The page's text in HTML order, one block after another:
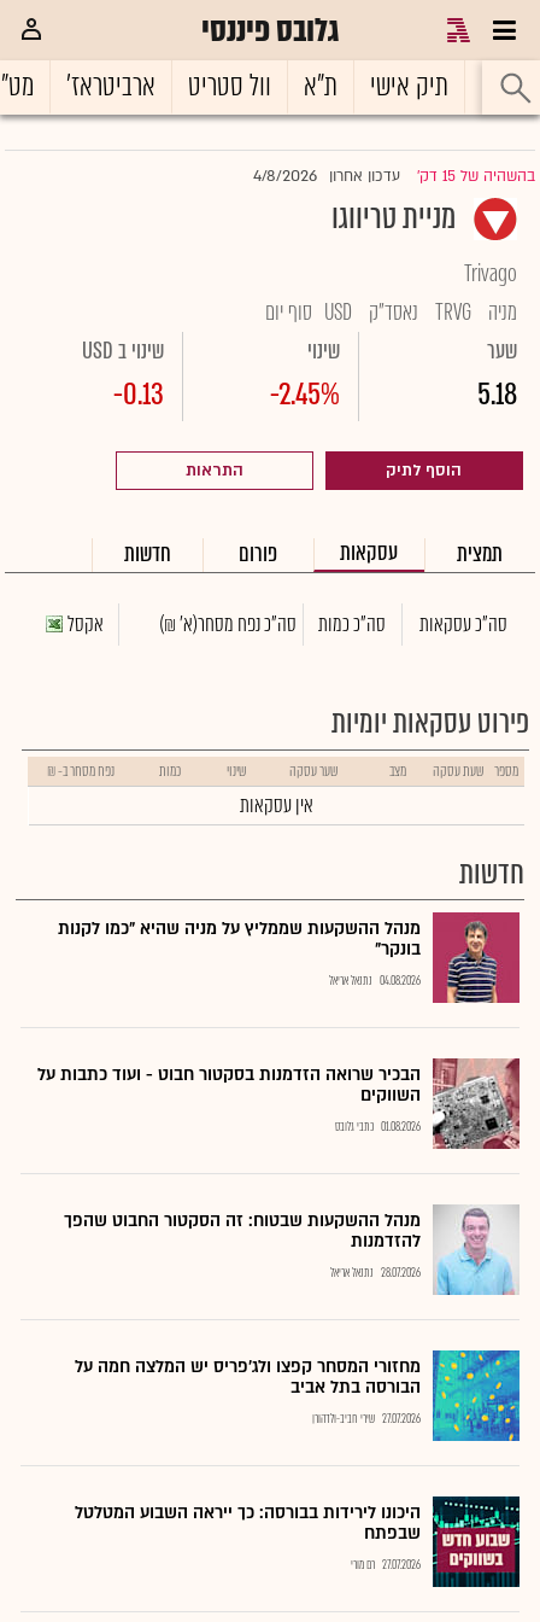
גלובס פיננסי
ראשי תיק אישי ת"א וול סטריט ארביטראז'
בהשהיה של 15 דק' |עדכון אחרון 4/8/2026
מניית טריווגו
Trivago
מניה TRVG נאסד"ק USD סוף יום
שער
5.18
שינוי
-2.45%
שינוי ב USD
-0.13
הוסף לתיק התראות
תמצית עסקאות פורום חדשות
סה"כ עסקאות סה"כ כמות סה"כ נפח מסחר(א' ₪) אקסל
פירוט עסקאות יומיות
מספר שעת עסקה מצב שער עסקה שינוי כמות נפח מסחר ב- ₪
אין עסקאות
חדשות
מנהל ההשקעות שממליץ על מניה שהיא "כמו לקנות
בונקר"
04.08.2026 נתנאל אריאל
הבכיר שרואה הזדמנות בסקטור חבוט - ועוד כתבות על
השווקים
01.08.2026 כתבי גלובס
מנהל ההשקעות שבטוח: זה הסקטור החבוט שהפך
להזדמנות
28.07.2026 נתנאל אריאל
מחזורי המסחר קפצו ולג'פריס יש המלצה חמה על
הבורסה בתל אביב
27.07.2026 שירי חביב-ולדהורן
היכונו לירידות בבורסה: כך ייראה השבוע המטלטל
שבפתח
27.07.2026 רם מורי